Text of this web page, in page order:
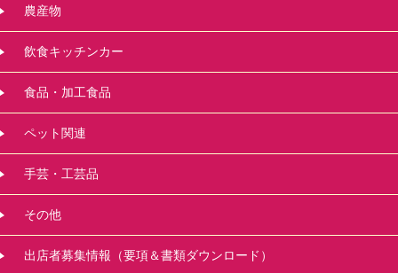
農産物
飲食キッチンカー
食品・加工食品
ペット関連
手芸・工芸品
その他
出店者募集情報（要項＆書類ダウンロード）